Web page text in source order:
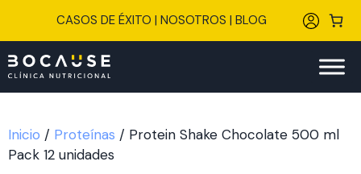
CASOS DE ÉXITO | NOSOTROS | BLOG
Inicio / Proteínas / Protein Shake Chocolate 500 ml
Pack 12 unidades